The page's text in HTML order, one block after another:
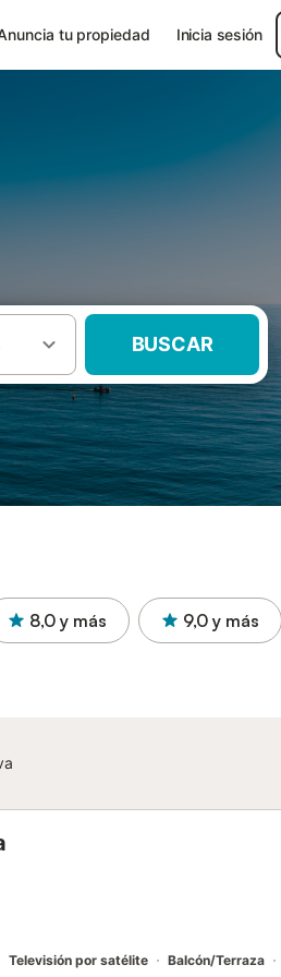
tu propiedad Inicia sesión
BUSCAR
8,0 y más 9,0 y más
Televisión por satélite
Balcón/Terraza